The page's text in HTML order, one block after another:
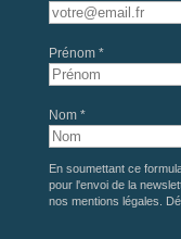
Prénom *
Nom *
En soumettant ce
pour l'envoi de la
nos mentions légales .